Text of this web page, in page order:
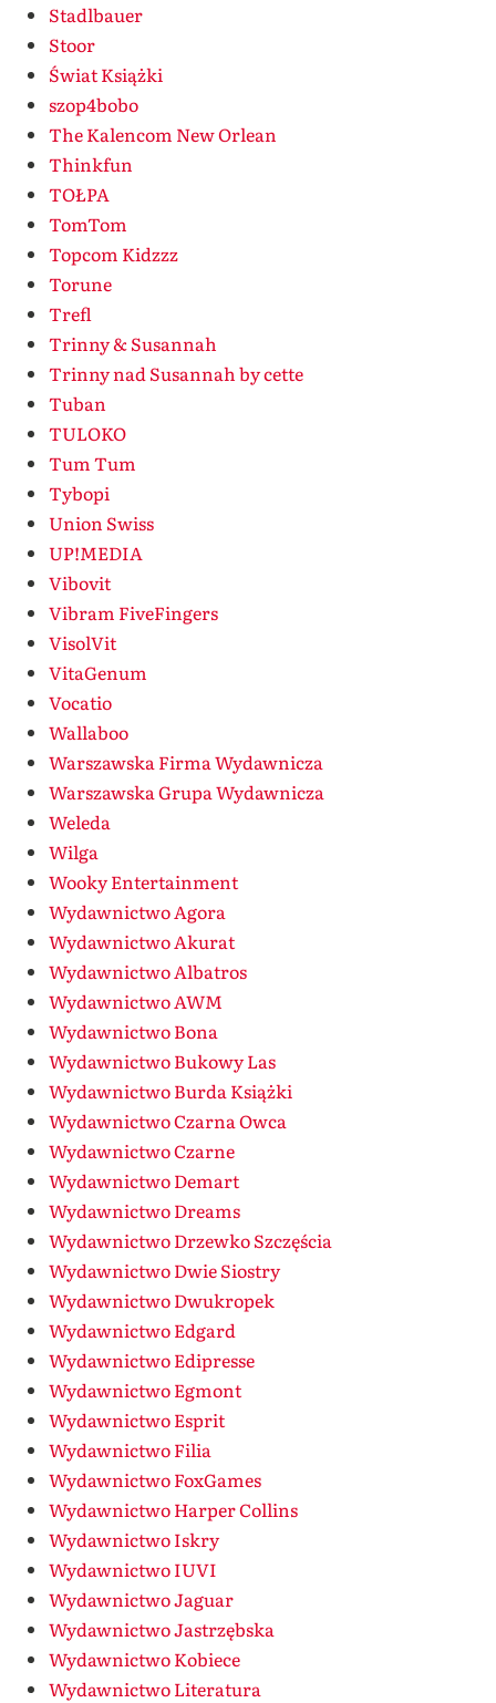
Stadlbauer
Stoor
Świat Książki
szop4bobo
The Kalencom New Orlean
Thinkfun
TOŁPA
TomTom
Topcom Kidzzz
Torune
Trefl
Trinny & Susannah
Trinny nad Susannah by cette
Tuban
TULOKO
Tum Tum
Tybopi
Union Swiss
UP!MEDIA
Vibovit
Vibram FiveFingers
VisolVit
VitaGenum
Vocatio
Wallaboo
Warszawska Firma Wydawnicza
Warszawska Grupa Wydawnicza
Weleda
Wilga
Wooky Entertainment
Wydawnictwo Agora
Wydawnictwo Akurat
Wydawnictwo Albatros
Wydawnictwo AWM
Wydawnictwo Bona
Wydawnictwo Bukowy Las
Wydawnictwo Burda Książki
Wydawnictwo Czarna Owca
Wydawnictwo Czarne
Wydawnictwo Demart
Wydawnictwo Dreams
Wydawnictwo Drzewko Szczęścia
Wydawnictwo Dwie Siostry
Wydawnictwo Dwukropek
Wydawnictwo Edgard
Wydawnictwo Edipresse
Wydawnictwo Egmont
Wydawnictwo Esprit
Wydawnictwo Filia
Wydawnictwo FoxGames
Wydawnictwo Harper Collins
Wydawnictwo Iskry
Wydawnictwo IUVI
Wydawnictwo Jaguar
Wydawnictwo Jastrzębska
Wydawnictwo Kobiece
Wydawnictwo Literatura